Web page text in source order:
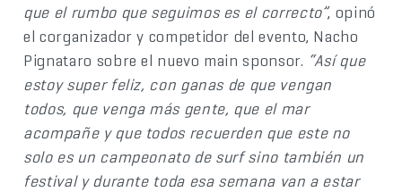
que el rumbo que seguimos es el correcto”, opinó
el corganizador y competidor del evento, Nacho
Pignataro sobre el nuevo main sponsor. “Así que
estoy super feliz, con ganas de que vengan
todos, que venga más gente, que el mar
acompañe y que todos recuerden que este no
solo es un campeonato de surf sino también un
festival y durante toda esa semana van a estar